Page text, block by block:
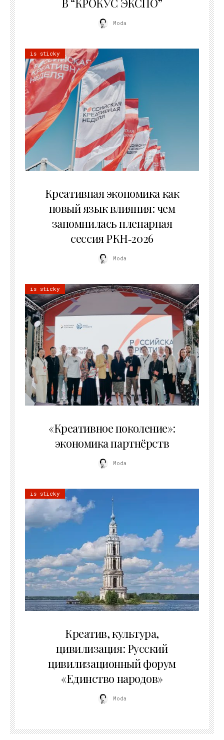
В “КРОКУС ЭКСПО”
Moda
is sticky
Креативная экономика как
новый язык влияния: чем
запомнилась пленарная
сессия РКН‑2026
Moda
is sticky
«Креативное поколение»:
экономика партнёрств
Moda
is sticky
Креатив, культура,
цивилизация: Русский
цивилизационный форум
«Единство народов»
Moda